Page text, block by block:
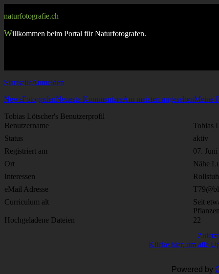
naturfotografie.ch
Willkommen beim Portal für Naturfotografen.
StartseiteAnmelden
NewsFotografenNeueste KommentareAm meisten angesehenMeine
Tobias Lötscher's Benutzerprofil
Benutzername
Tobias
Status
aktiv
Registriert am
07.
Ort
Nähe
Interessen
eMail Adresse
Curriculum alt
Seit
Hochgeladene Dateien
22
Klicke hier, um alle
Powered by